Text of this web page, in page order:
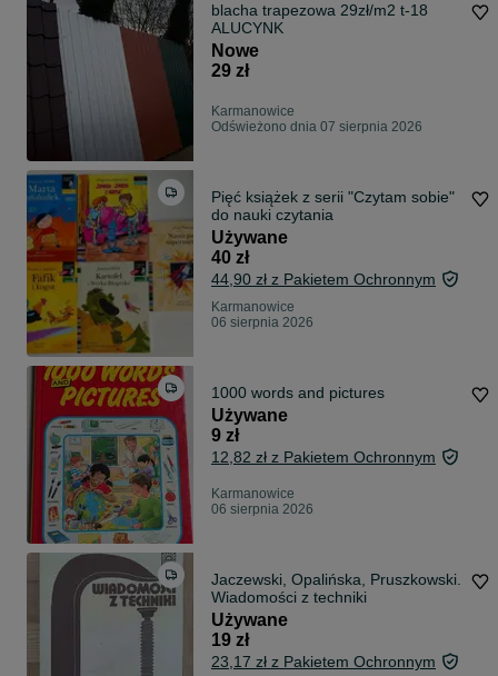
blacha trapezowa 29zł/m2 t-18
ALUCYNK
Nowe
29 zł
Karmanowice
Odświeżono dnia 07 sierpnia 2026
Pięć książek z serii "Czytam sobie"
do nauki czytania
Używane
40 zł
44,90 zł z Pakietem Ochronnym
Karmanowice
06 sierpnia 2026
1000 words and pictures
Używane
9 zł
12,82 zł z Pakietem Ochronnym
Karmanowice
06 sierpnia 2026
Jaczewski, Opalińska, Pruszkowski.
Wiadomości z techniki
Używane
19 zł
23,17 zł z Pakietem Ochronnym